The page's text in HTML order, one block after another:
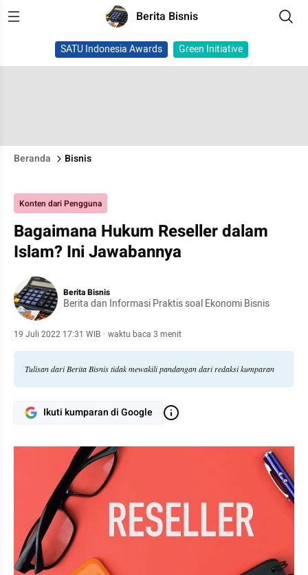
Berita Bisnis
SATU Indonesia Awards Green Initiative
Beranda Bisnis
Konten dari Pengguna
Bagaimana Hukum Reseller dalam
Islam? Ini Jawabannya
Berita Bisnis
Berita dan Informasi Praktis soal Ekonomi Bisnis
19 Juli 2022 17:31 WIB · waktu baca 3 menit
Tulisan dari Berita Bisnis tidak mewakili pandangan dari redaksi kumparan
Ikuti kumparan di Google